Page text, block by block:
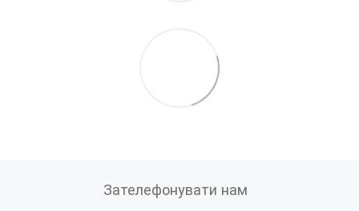
Зателефонувати нам